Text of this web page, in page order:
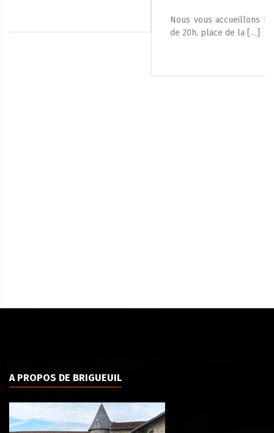
Nous vous accueillons le samedi 8 août 2026, à partir
de 20h, place de la […]
A PROPOS DE BRIGUEUIL